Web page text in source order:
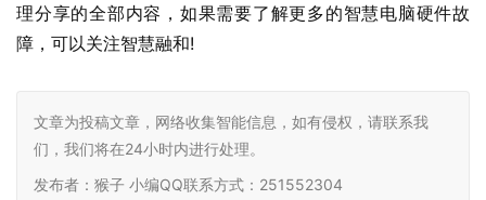
理分享的全部内容，如果需要了解更多的智慧电脑硬件故
障，可以关注智慧融和
文章为投稿文章，网络收集智能信息，如有侵权，请联系我
们，我们将在24小时内进行处理。
发布者：猴子 小编QQ联系方式：251552304